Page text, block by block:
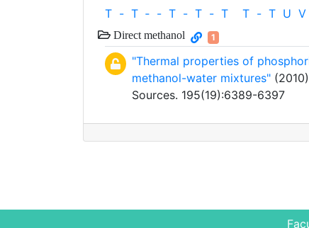
T - T ‐ - T - T - T T - T U V
Direct methanol 1
"Thermal properties of
methanol-water mixtures"
Sources. 195(19):6389-6397